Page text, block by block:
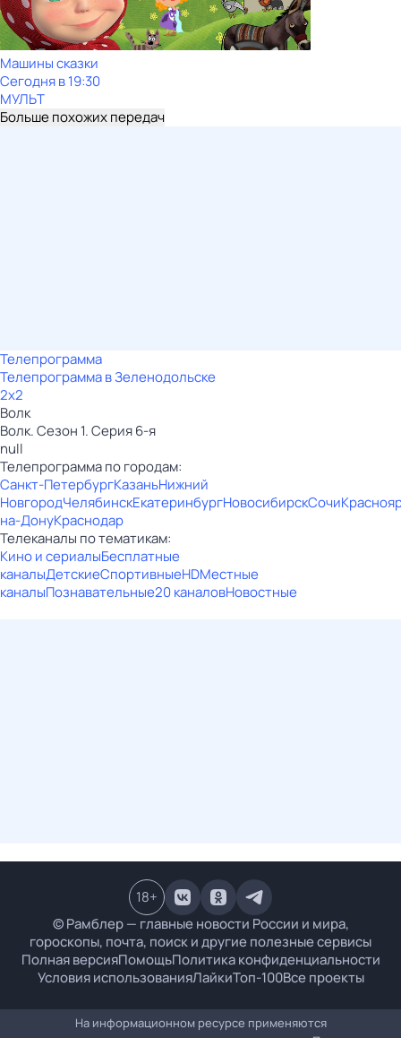
Машины сказки
Сегодня в 19:30
МУЛЬТ
Больше похожих передач
Телепрограмма
Телепрограмма в Зеленодольске
2x2
Волк
Волк. Сезон 1. Серия 6-я
null
Телепрограмма по городам:
Санкт-ПетербургКазаньНижний
НовгородЧелябинскЕкатеринбургНовосибирскСочи
на-ДонуКраснодар
Телеканалы по тематикам:
Кино и сериалыБесплатные
каналыДетскиеСпортивныеHDМестные
каналыПознавательные20 каналовНовостные
© Рамблер — главные новости России и мира,
гороскопы, почта, поиск и другие полезные сервисы
Полная версияПомощьПолитика конфиденциальности
Условия использованияЛайкиТоп-100Все проекты
18+
На информационном ресурсе применяются